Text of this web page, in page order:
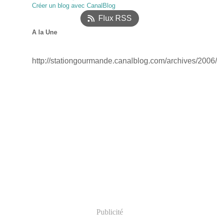
Janvier(18)
Créer un blog avec CanalBlog
Flux RSS
A la Une
http://stationgourmande.canalblog.com/archives/
Publicité